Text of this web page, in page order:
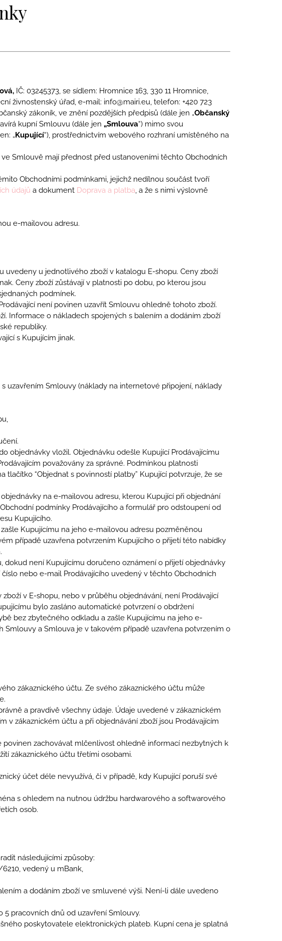
IČ: 03245373, se sídlem: Hromnice 163, 330 11 Hromnice,
živnostenský úřad, e-mail: info@mairi.eu, telefon: +420 723
zákoník, ve znění pozdějších předpisů (dále jen „Občanský
kupní Smlouvu (dále jen „Smlouva“) mimo svou
„ Kupující“), prostřednictvím webového rozhraní umístěného na
Smlouvě mají přednost před ustanoveními těchto Obchodních
Obchodními podmínkami, jejichž nedílnou součást tvoří
údajů a dokument Doprava a platba, a že s nimi výslovně
e-mailovou adresu.
uvedeny u jednotlivého zboží v katalogu E-shopu. Ceny zboží
Ceny zboží zůstávají v platnosti po dobu, po kterou jsou
podmínek.
není povinen uzavřít Smlouvu ohledně tohoto zboží.
Informace o nákladech spojených s balením a dodáním zboží
republiky.
s Kupujícím jinak.
uzavřením Smlouvy (náklady na internetové připojení, náklady
objednávky vložil. Objednávku odešle Kupující Prodávajícímu
považovány za správné. Podmínkou platnosti
“Objednat s povinností platby” Kupující potvrzuje, že se
na e-mailovou adresu, kterou Kupující při objednání
podmínky Prodávajícího a formulář pro odstoupení od
Kupujícího.
Kupujícímu na jeho e-mailovou adresu pozměněnou
případě uzavřena potvrzením Kupujícího o přijetí této nabídky
dokud není Kupujícímu doručeno oznámení o přijetí objednávky
nebo e-mail Prodávajícího uvedený v těchto Obchodních
v E-shopu, nebo v průběhu objednávání, není Prodávající
bylo zasláno automatické potvrzení o obdržení
bez zbytečného odkladu a zašle Kupujícímu na jeho e-
a Smlouva je v takovém případě uzavřena potvrzením o
zákaznického účtu. Ze svého zákaznického účtu může
a pravdivě všechny údaje. Údaje uvedené v zákaznickém
v zákaznickém účtu a při objednávání zboží jsou Prodávajícím
zachovávat mlčenlivost ohledně informací nezbytných k
zákaznického účtu třetími osobami.
účet déle nevyužívá, či v případě, kdy Kupující poruší své
s ohledem na nutnou údržbu hardwarového a softwarového
osob.
následujícími způsoby:
vedený u mBank,
a dodáním zboží ve smluvené výši. Není-li dále uvedeno
pracovních dnů od uzavření Smlouvy.
poskytovatele elektronických plateb. Kupní cena je splatná
KRYSTALY MODRÉ
850 Kč